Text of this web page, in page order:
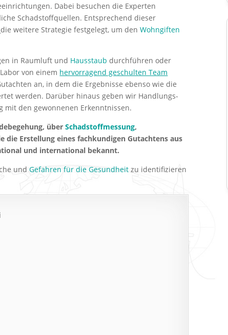
Dabei besuchen die Experten
Schadstoffquellen. Entsprechend dieser
die weitere Strategie festgelegt, um denWohngiften
in Raumluft und Hausstaub durchführen oder
von einem hervorragend geschulten Team
an, in dem die Ergebnisse ebenso wie die
werden. Darüber hinaus geben wir Handlungs-
mit den gewonnenen Erkenntnissen.
überSchadstoffmessung,
die Erstellung eines fachkundigen Gutachtens aus
und international bekannt.
und Gefahren für die Gesundheit zu identifizieren